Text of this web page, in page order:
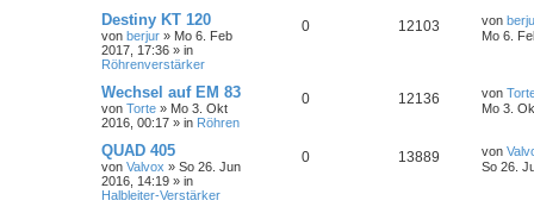
Destiny KT 120
von berjur » Mo 6. Feb
2017, 17:36 » in
Röhrenverstärker
0 12103 von
Mo 6.
Wechsel auf EM 83
von Torte » Mo 3. Okt
2016, 00:17 » in Röhren
0 12136 von
Mo 3.
QUAD 405
von Valvox » So 26. Jun
2016, 14:19 » in
Halbleiter-Verstärker
0 13889 von
So 26.